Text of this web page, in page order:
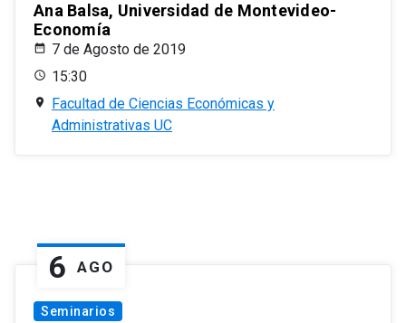
Ana Balsa, Universidad de Montevideo-
Economía
7 de Agosto de 2019
15:30
Facultad de Ciencias Económicas y
Administrativas UC
6 AGO
Seminarios